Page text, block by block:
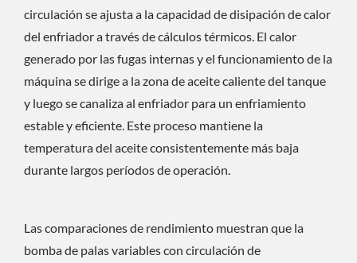
circulación se ajusta a la capacidad de disipación de calor
del enfriador a través de cálculos térmicos. El calor
generado por las fugas internas y el funcionamiento de la
máquina se dirige a la zona de aceite caliente del tanque
y luego se canaliza al enfriador para un enfriamiento
estable y eficiente. Este proceso mantiene la
temperatura del aceite consistentemente más baja
durante largos períodos de operación.
Las comparaciones de rendimiento muestran que la
bomba de palas variables con circulación de